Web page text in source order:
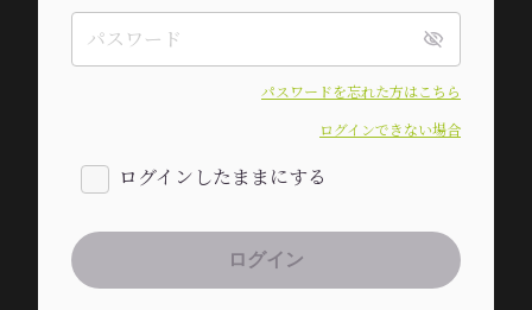
パスワードを忘れた方はこちら
ログインできない場合
ログインしたままにする